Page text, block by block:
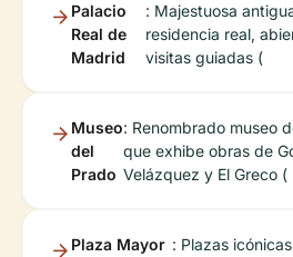
Palacio
Real de
Madrid
: Majestuosa
residencia real,
visitas guiadas (
Museo
del
Prado
: Renombrado museo
que exhibe obras de
Velázquez y El Greco (
Plaza Mayor : Plazas